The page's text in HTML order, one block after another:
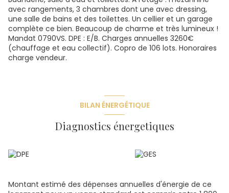
avec rangements, 3 chambres dont une avec dressing,
une salle de bains et des toilettes. Un cellier et un garage
complète ce bien. Beaucoup de charme et très lumineux !
Mandat 0790VS. DPE : E/B. Charges annuelles 3260€
(chauffage et eau collectif). Copro de 106 lots. Honoraires
charge vendeur.
BILAN ÉNERGÉTIQUE
Diagnostics énergetiques
Montant estimé des dépenses annuelles d'énergie de ce